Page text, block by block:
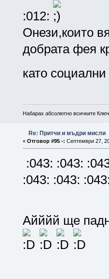
:012:
Онези,които
добрата фея
като
Набарах абсолютно всичките
Re: Притчи и мъдри мисли
« Отговор #95 -: Септември 27,
:043: :043:
:043: :043:
Айййй ще